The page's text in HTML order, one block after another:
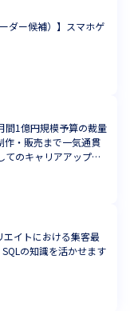
ダー候補）】スマホゲ
間1億円規模予算の裁量
・販売まで一気通貫
てのキャリアアップを
イトにおける集客最
の知識を活かせます